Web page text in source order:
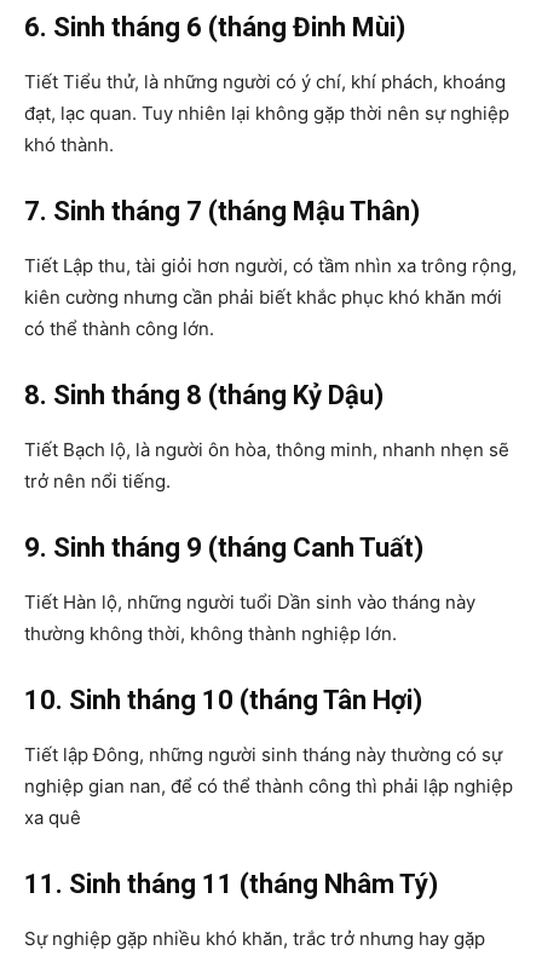
6. Sinh tháng 6 (tháng Đinh Mùi)
Tiết Tiểu thử, là những người có ý chí, khí phách, khoáng
đạt, lạc quan. Tuy nhiên lại không gặp thời nên sự nghiệp
khó thành.
7. Sinh tháng 7 (tháng Mậu Thân)
Tiết Lập thu, tài giỏi hơn người, có tầm nhìn xa trông rộng,
kiên cường nhưng cần phải biết khắc phục khó khăn mới
có thể thành công lớn.
8. Sinh tháng 8 (tháng Kỷ Dậu)
Tiết Bạch lộ, là người ôn hòa, thông minh, nhanh nhẹn sẽ
trở nên nổi tiếng.
9. Sinh tháng 9 (tháng Canh Tuất)
Tiết Hàn lộ, những người tuổi Dần sinh vào tháng này
thường không thời, không thành nghiệp lớn.
10. Sinh tháng 10 (tháng Tân Hợi)
Tiết lập Đông, những người sinh tháng này thường có sự
nghiệp gian nan, để có thể thành công thì phải lập nghiệp
xa quê
11. Sinh tháng 11 (tháng Nhâm Tý)
Sự nghiệp gặp nhiều khó khăn, trắc trở nhưng hay gặp